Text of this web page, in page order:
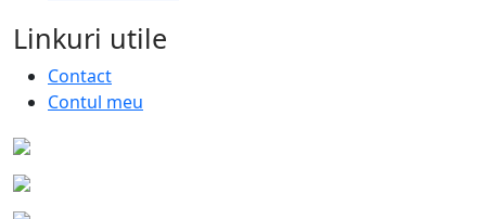
Linkuri utile
Contact
Contul meu